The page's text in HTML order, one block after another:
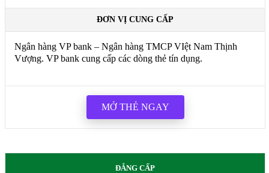
ĐƠN VỊ CUNG CẤP
Ngân hàng VP bank – Ngân hàng TMCP VIệt Nam Thịnh
Vượng. VP bank cung cấp các dòng thẻ tín dụng.
MỞ THẺ NGAY
ĐẲNG CẤP